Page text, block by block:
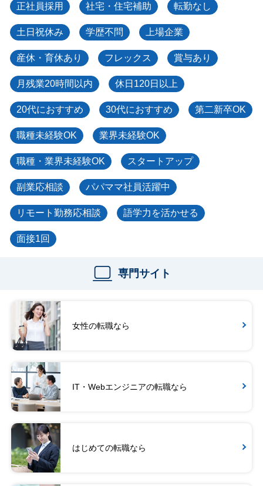
正社員採用 社宅・住宅補助 転勤なし
土日祝休み 学歴不問 上場企業
産休・育休あり フレックス 賞与あり
月残業20時間以内 休日120日以上
20代におすすめ 30代におすすめ 第二新卒OK
職種未経験OK 業界未経験OK
職種・業界未経験OK スタートアップ
副業応相談 パパママ社員活躍中
リモート勤務応相談 語学力を活かせる
面接1回
専門サイト
女性の転職なら
IT・Webエンジニアの転職なら
はじめての転職なら